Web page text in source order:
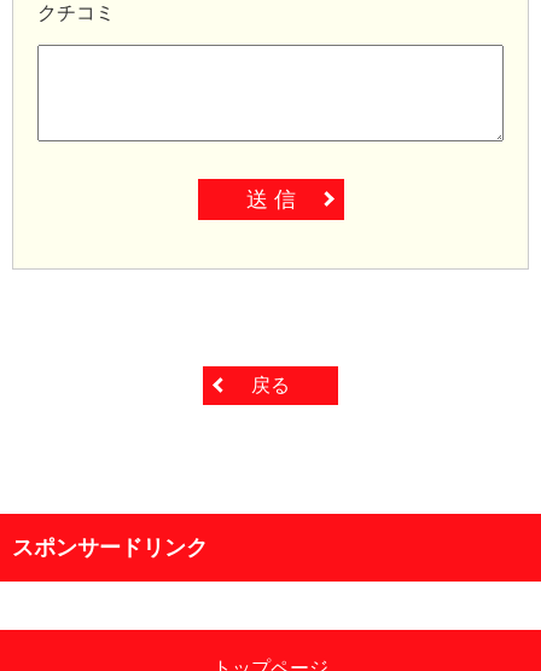
クチコミ
送 信
戻る
スポンサードリンク